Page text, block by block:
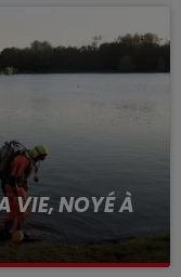
VIE, NOYÉ À